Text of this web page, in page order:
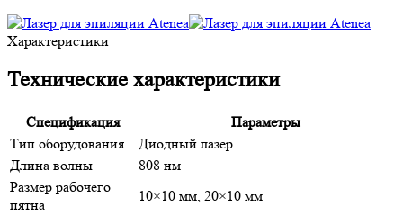
Характеристики
Технические характеристики
Спецификация
Параметры
Тип оборудования
Диодный лазер
Длина волны
808 нм
Размер рабочего
пятна
10×10 мм, 20×10 мм